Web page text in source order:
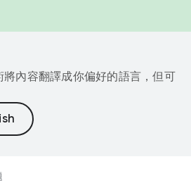
內容翻譯成你偏好的語言，但可